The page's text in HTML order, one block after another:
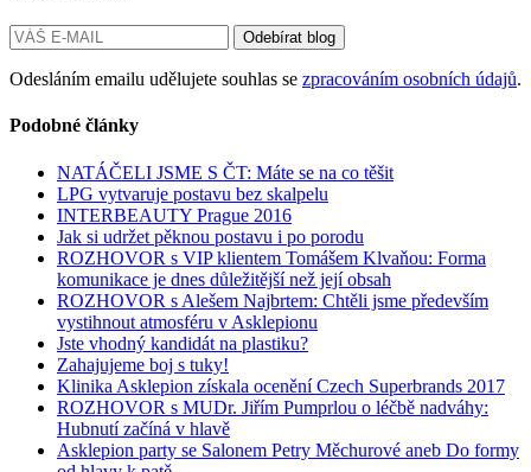
Odesláním emailu udělujete souhlas se zpracováním osobních údajů.
Podobné články
NATÁČELI JSME S ČT: Máte se na co těšit
LPG vytvaruje postavu bez skalpelu
INTERBEAUTY Prague 2016
Jak si udržet pěknou postavu i po porodu
ROZHOVOR s VIP klientem Tomášem Klvaňou: Forma
komunikace je dnes důležitější než její obsah
ROZHOVOR s Alešem Najbrtem: Chtěli jsme především
vystihnout atmosféru v Asklepionu
Jste vhodný kandidát na plastiku?
Zahajujeme boj s tuky!
Klinika Asklepion získala ocenění Czech Superbrands 2017
ROZHOVOR s MUDr. Jiřím Pumprlou o léčbě nadváhy:
Hubnutí začíná v hlavě
Asklepion party se Salonem Petry Měchurové aneb Do formy